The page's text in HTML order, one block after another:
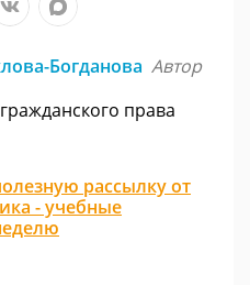
Богданова Автор
права
рассылку от
- учебные